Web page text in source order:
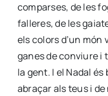
com­par­ses, de les
falle­res, de les
els colors d’un
ganes de con­viu­re i
la gent. I el Nadal
abraçar als teus i